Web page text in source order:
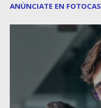
ANÚNCIATE EN